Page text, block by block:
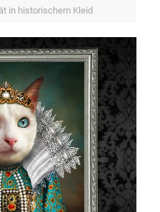
in historischem Kleid